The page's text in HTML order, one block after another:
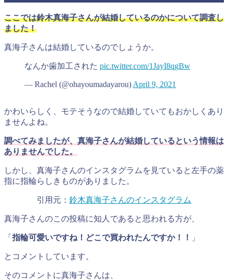
ここでは鈴木真海子さんが結婚しているのかについて調査し
ました！
真海子さんは結婚しているのでしょうか。
なんか歯加工された pic.twitter.com/1JayI8qgBw
— Rachel (@ohayoumadayarou) April 9, 2021
かわいらしく、モテそうなので結婚していてもおかしくあり
ませんよね。
調べてみましたが、真海子さんが結婚しているという情報は
ありませんでした。
しかし、真海子さんのインスタグラムを見ていると左手の薬
指に指輪らしきものがありました。
引用元： 鈴木真海子さんのインスタグラム
真海子さんのこの投稿に知人であると思われる方が、
「 指輪可愛いですね！どこで買われたんですか！！ 」
とコメントしています。
そのコメントに真海子さんは、